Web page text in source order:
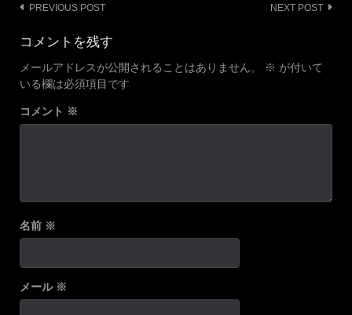
Post
navigation
PREVIOUS POST NEXT POST
コメントを残す
メールアドレスが公開されることはありません。 ※ が付いて
いる欄は必須項目です
コメント ※
名前 ※
メール ※